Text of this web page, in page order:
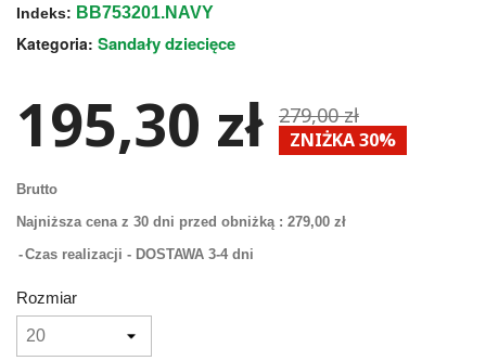
Indeks: BB753201.NAVY
Kategoria: Sandały dziecięce
195,30 zł 279,00 zł
ZNIŻKA 30%
Brutto
Najniższa cena z 30 dni przed obniżką : 279,00 zł
Czas realizacji - DOSTAWA 3-4 dni
Rozmiar